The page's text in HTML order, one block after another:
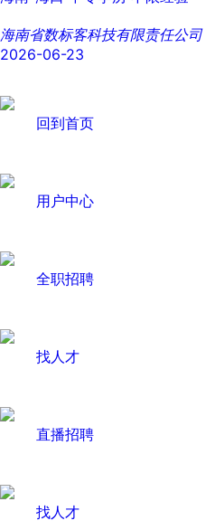
海南省数标客科技有限责任公司
2026-06-23
回到首页
用户中心
全职招聘
找人才
直播招聘
找人才